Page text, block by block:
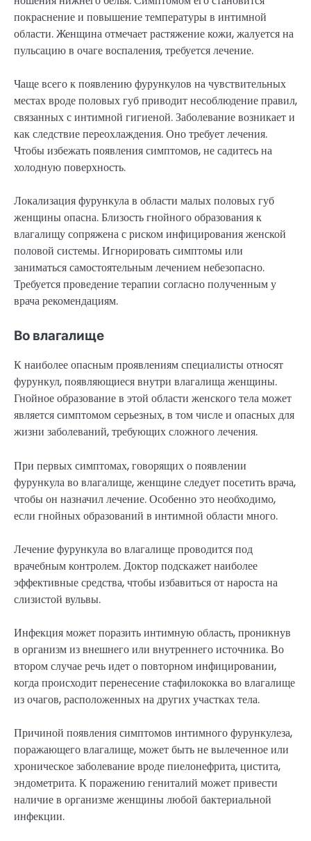
покраснение и повышение температуры в интимной
области. Женщина отмечает растяжение кожи, жалуется на
пульсацию в очаге воспаления, требуется лечение.
Чаще всего к появлению фурункулов на чувствительных
местах вроде половых губ приводит несоблюдение правил,
связанных с интимной гигиеной. Заболевание возникает и
как следствие переохлаждения. Оно требует лечения.
Чтобы избежать появления симптомов, не садитесь на
холодную поверхность.
Локализация фурункула в области малых половых губ
женщины опасна. Близость гнойного образования к
влагалищу сопряжена с риском инфицирования женской
половой системы. Игнорировать симптомы или
заниматься самостоятельным лечением небезопасно.
Требуется проведение терапии согласно полученным у
врача рекомендациям.
Во влагалище
К наиболее опасным проявлениям специалисты относят
фурункул, появляющиеся внутри влагалища женщины.
Гнойное образование в этой области женского тела может
является симптомом серьезных, в том числе и опасных для
жизни заболеваний, требующих сложного лечения.
При первых симптомах, говорящих о появлении
фурункула во влагалище, женщине следует посетить врача,
чтобы он назначил лечение. Особенно это необходимо,
если гнойных образований в интимной области много.
Лечение фурункула во влагалище проводится под
врачебным контролем. Доктор подскажет наиболее
эффективные средства, чтобы избавиться от нароста на
слизистой вульвы.
Инфекция может поразить интимную область, проникнув
в организм из внешнего или внутреннего источника. Во
втором случае речь идет о повторном инфицировании,
когда происходит перенесение стафилококка во влагалище
из очагов, расположенных на других участках тела.
Причиной появления симптомов интимного фурункулеза,
поражающего влагалище, может быть не вылеченное или
хроническое заболевание вроде пиелонефрита, цистита,
эндометрита. К поражению гениталий может привести
наличие в организме женщины любой бактериальной
инфекции.